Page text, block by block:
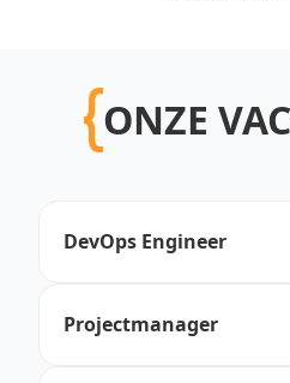
ONZE
DevOps Engineer
Projectmanager